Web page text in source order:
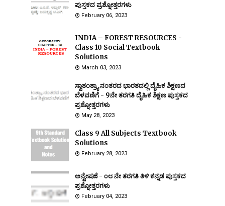
ಪುಸ್ತಕದ ಪ್ರಶ್ನೋತ್ತರಗಳು
February 06, 2023
INDIA – FOREST RESOURCES -
Class 10 Social Textbook
Solutions
March 03, 2023
ಸ್ವಾತಂತ್ರ್ಯಾ ನಂತರದ ಭಾರತದಲ್ಲಿ ದೈಹಿಕ ಶಿಕ್ಷಣದ
ಬೆಳವಣಿಗೆ - 9ನೇ ತರಗತಿ ದೈಹಿಕ ಶಿಕ್ಷಣ ಪುಸ್ತಕದ
ಪ್ರಶ್ನೋತ್ತರಗಳು
May 28, 2023
Class 9 All Subjects Textbook
Solutions
February 28, 2023
ಅನ್ವೇಷಣೆ - ೦೮ ನೇ ತರಗತಿ ತಿಳಿ ಕನ್ನಡ ಪುಸ್ತಕದ
ಪ್ರಶ್ನೋತ್ತರಗಳು
February 04, 2023